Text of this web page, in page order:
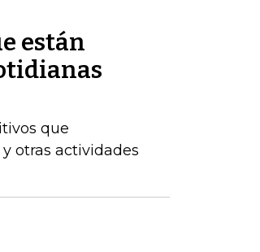
están
que
otras actividades